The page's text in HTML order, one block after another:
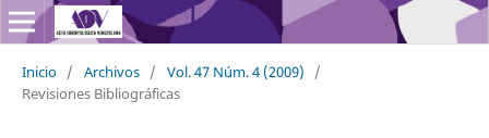
Inicio / Archivos / Vol. 47 Núm. 4 (2009)
/
Revisiones Bibliográficas